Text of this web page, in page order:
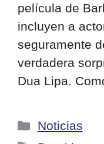
película de
incluyen a
seguramente
verdadera
Dua Lipa.
Categorías
Noticias